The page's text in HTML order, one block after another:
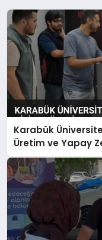
Karabük
Üretim ve Yapay